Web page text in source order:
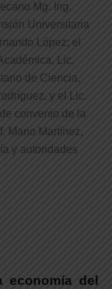
Mg. Ing.
Universitaria
López; el
Lic.
de Ciencia,
y el Lic.
convenio de la
Mario Martínez,
y autoridades
del